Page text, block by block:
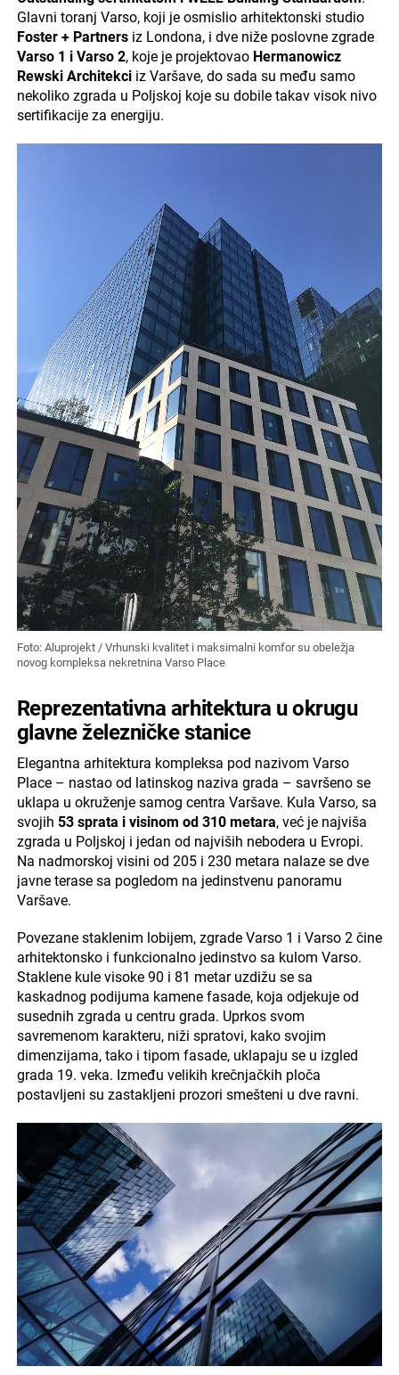
Glavni toranj Varso, koji je osmislio arhitektonski studio
Foster + Partnersiz Londona, i dve niže poslovne zgrade
Varso 1 i Varso 2, koje je projektovao Hermanowicz
Rewski Architekciiz Varšave, do sada su među samo
nekoliko zgrada u Poljskoj koje su dobile takav visok nivo
sertifikacije za energiju.
Foto: Aluprojekt / Vrhunski kvalitet i maksimalni komfor su obeležja
novog kompleksa nekretnina Varso Place
Reprezentativna arhitektura u okrugu
glavne železničke stanice
Elegantna arhitektura kompleksa pod nazivom Varso
Place – nastao od latinskog naziva grada – savršeno se
uklapa u okruženje samog centra Varšave. Kula Varso, sa
svojih 53 sprata i visinom od 310 metara, već je najviša
zgrada u Poljskoj i jedan od najviših nebodera u Evropi.
Na nadmorskoj visini od 205 i 230 metara nalaze se dve
javne terase sa pogledom na jedinstvenu panoramu
Varšave.
Povezane staklenim lobijem, zgrade Varso 1 i Varso 2 čine
arhitektonsko i funkcionalno jedinstvo sa kulom Varso.
Staklene kule visoke 90 i 81 metar uzdižu se sa
kaskadnog podijuma kamene fasade, koja odjekuje od
susednih zgrada u centru grada. Uprkos svom
savremenom karakteru, niži spratovi, kako svojim
dimenzijama, tako i tipom fasade, uklapaju se u izgled
grada 19. veka. Između velikih krečnjačkih ploča
postavljeni su zastakljeni prozori smešteni u dve ravni.